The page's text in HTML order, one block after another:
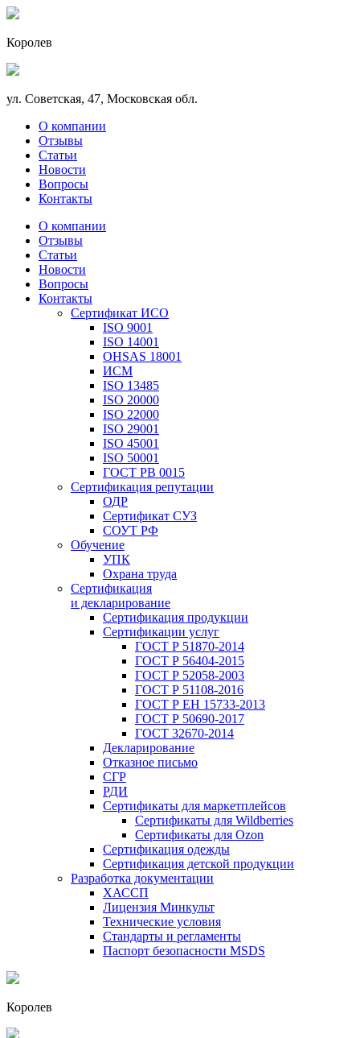
Королев
ул. Советская, 47, Московская обл.
О компании
Отзывы
Статьи
Новости
Вопросы
Контакты
О компании
Отзывы
Статьи
Новости
Вопросы
Контакты
Сертификат ИСО
ISO 9001
ISO 14001
OHSAS 18001
ИСМ
ISO 13485
ISO 20000
ISO 22000
ISO 29001
ISO 45001
ISO 50001
ГОСТ РВ 0015
Сертификация репутации
ОДР
Сертификат СУЗ
СОУТ РФ
Обучение
УПК
Охрана труда
Сертификация
и декларирование
Сертификация продукции
Сертификации услуг
ГОСТ Р 51870-2014
ГОСТ Р 56404-2015
ГОСТ Р 52058-2003
ГОСТ Р 51108-2016
ГОСТ Р ЕН 15733-2013
ГОСТ Р 50690-2017
ГОСТ 32670-2014
Декларирование
Отказное письмо
СГР
РДИ
Сертификаты для маркетплейсов
Сертификаты для Wildberries
Сертификаты для Ozon
Сертификация одежды
Сертификация детской продукции
Разработка документации
ХАССП
Лицензия Минкульт
Технические условия
Стандарты и регламенты
Паспорт безопасности MSDS
Королев